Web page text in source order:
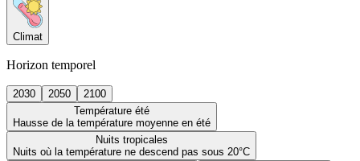
Climat
Horizon temporel
2030 2050
2100
Température été
Hausse de la température moyenne en été
Nuits tropicales
Nuits où la température ne descend pas sous 20°C